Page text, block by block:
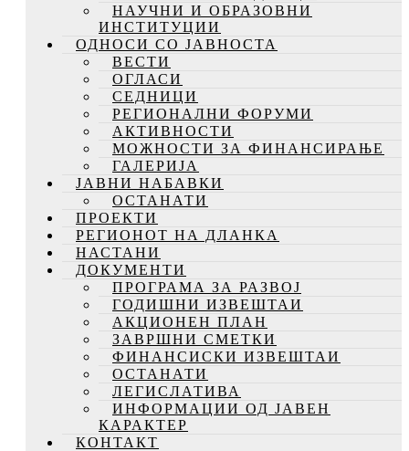
НАУЧНИ И ОБРАЗОВНИ
ИНСТИТУЦИИ
ОДНОСИ СО ЈАВНОСТА
ВЕСТИ
ОГЛАСИ
СЕДНИЦИ
РЕГИОНАЛНИ ФОРУМИ
АКТИВНОСТИ
МОЖНОСТИ ЗА ФИНАНСИРАЊЕ
ГАЛЕРИЈА
ЈАВНИ НАБАВКИ
ОСТАНАТИ
ПРОЕКТИ
РЕГИОНОТ НА ДЛАНКА
НАСТАНИ
ДОКУМЕНТИ
ПРОГРАМА ЗА РАЗВОЈ
ГОДИШНИ ИЗВЕШТАИ
АКЦИОНЕН ПЛАН
ЗАВРШНИ СМЕТКИ
ФИНАНСИСКИ ИЗВЕШТАИ
ОСТАНАТИ
ЛЕГИСЛАТИВА
ИНФОРМАЦИИ ОД ЈАВЕН
КАРАКТЕР
КОНТАКТ